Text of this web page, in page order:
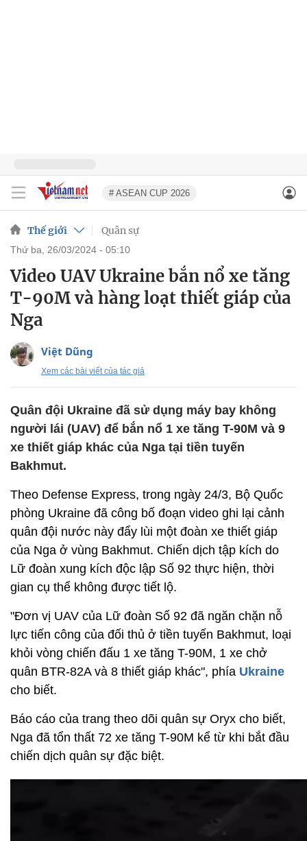
# ASEAN CUP 2026
Thế giới Quân sự
thứ ba, 26/03/2024 - 05:10
Video UAV Ukraine bắn nổ xe tăng
T-90M và hàng loạt thiết giáp của
Nga
Việt Dũng
Xem các bài viết của tác giả
Quân đội Ukraine đã sử dụng máy bay không
người lái (UAV) để bắn nổ 1 xe tăng T-90M và 9
xe thiết giáp khác của Nga tại tiền tuyến
Bakhmut.
Theo Defense Express, trong ngày 24/3, Bộ Quốc
phòng Ukraine đã công bố đoạn video ghi lại cảnh
quân đội nước này đẩy lùi một đoàn xe thiết giáp
của Nga ở vùng Bakhmut. Chiến dịch tập kích do
Lữ đoàn xung kích độc lập Số 92 thực hiện, thời
gian cụ thể không được tiết lộ.
"Đơn vị UAV của Lữ đoàn Số 92 đã ngăn chặn nỗ
lực tiến công của đối thủ ở tiền tuyến Bakhmut, loại
khỏi vòng chiến đấu 1 xe tăng T-90M, 1 xe chở
quân BTR-82A và 8 thiết giáp khác", phía Ukraine
cho biết.
Báo cáo của trang theo dõi quân sự Oryx cho biết,
Nga đã tổn thất 72 xe tăng T-90M kể từ khi bắt đầu
chiến dịch quân sự đặc biệt.